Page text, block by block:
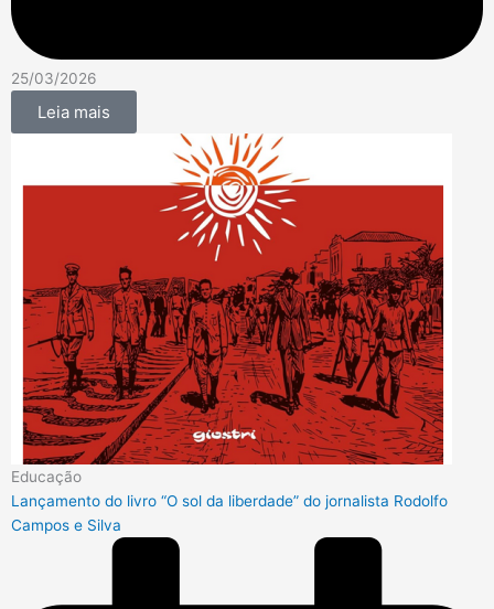
25/03/2026
Leia mais
Educação
Lançamento do livro “O sol da liberdade” do jornalista Rodolfo
Campos e Silva